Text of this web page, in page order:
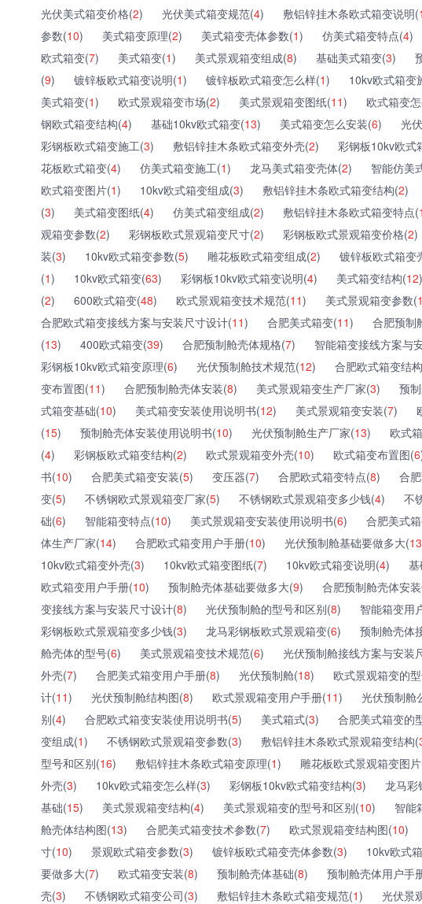
光伏美式箱变价格(2) 光伏美式箱变规范(4) 敷铝锌挂木条欧式箱变说明(1
参数(10) 美式箱变原理(2) 美式箱变壳体参数(1) 仿美式箱变特点(4)
欧式箱变(7) 美式箱变(1) 美式景观箱变组成(8) 基础美式箱变(3)
(9) 镀锌板欧式箱变说明(1) 镀锌板欧式箱变怎么样(1) 10kv欧式箱变
美式箱变(1) 欧式景观箱变市场(2) 美式景观箱变图纸(11) 欧式箱变
钢欧式箱变结构(4) 基础10kv欧式箱变(13) 美式箱变怎么安装(6) 光
彩钢板欧式箱变施工(3) 敷铝锌挂木条欧式箱变外壳(2) 彩钢板10kv欧式
花板欧式箱变(4) 仿美式箱变施工(1) 龙马美式箱变壳体(2) 智能仿美
欧式箱变图片(1) 10kv欧式箱变组成(3) 敷铝锌挂木条欧式箱变结构(2)
(3) 美式箱变图纸(4) 仿美式箱变组成(2) 敷铝锌挂木条欧式箱变特点(1
观箱变参数(2) 彩钢板欧式景观箱变尺寸(2) 彩钢板欧式景观箱变价格(2)
装(3) 10kv欧式箱变参数(5) 雕花板欧式箱变组成(2) 镀锌板欧式箱变
(1) 10kv欧式箱变(63) 彩钢板10kv欧式箱变说明(4) 美式箱变结构(12)
(2) 600欧式箱变(48) 欧式景观箱变技术规范(11) 美式景观箱变参数(
合肥欧式箱变接线方案与安装尺寸设计(11) 合肥美式箱变(11) 合肥预制
(13) 400欧式箱变(39) 合肥预制舱壳体规格(7) 智能箱变接线方案与
彩钢板10kv欧式箱变原理(6) 光伏预制舱技术规范(12) 合肥欧式箱变结
变布置图(11) 合肥预制舱壳体安装(8) 美式景观箱变生产厂家(3) 预
式箱变基础(10) 美式箱变安装使用说明书(12) 美式景观箱变安装(7)
(15) 预制舱壳体安装使用说明书(10) 光伏预制舱生产厂家(13) 欧式
(4) 彩钢板欧式箱变结构(2) 欧式景观箱变外壳(10) 欧式箱变布置图(6
书(10) 合肥美式箱变安装(5) 变压器(7) 合肥欧式箱变特点(8) 合
变(5) 不锈钢欧式景观箱变厂家(5) 不锈钢欧式景观箱变多少钱(4) 不
础(6) 智能箱变特点(10) 美式景观箱变安装使用说明书(6) 合肥美式
体生产厂家(14) 合肥欧式箱变用户手册(10) 光伏预制舱基础要做多大(13
10kv欧式箱变外壳(3) 10kv欧式箱变图纸(7) 10kv欧式箱变说明(4)
欧式箱变用户手册(10) 预制舱壳体基础要做多大(9) 合肥预制舱壳体安
变接线方案与安装尺寸设计(8) 光伏预制舱的型号和区别(8) 智能箱变用
彩钢板欧式景观箱变多少钱(3) 龙马彩钢板欧式景观箱变(6) 预制舱壳体
舱壳体的型号(6) 美式景观箱变技术规范(6) 光伏预制舱接线方案与安装
外壳(7) 合肥美式箱变用户手册(8) 光伏预制舱(18) 欧式景观箱变的
计(11) 光伏预制舱结构图(8) 欧式景观箱变用户手册(11) 光伏预制舱
别(4) 合肥欧式箱变安装使用说明书(5) 美式箱式(3) 合肥美式箱变的
变组成(1) 不锈钢欧式景观箱变参数(3) 敷铝锌挂木条欧式景观箱变结构(
型号和区别(16) 敷铝锌挂木条欧式箱变原理(1) 雕花板欧式景观箱变图
外壳(3) 10kv欧式箱变怎么样(3) 彩钢板10kv欧式箱变结构(3) 龙马彩
基础(15) 美式景观箱变结构(4) 美式景观箱变的型号和区别(10) 智能
舱壳体结构图(13) 合肥美式箱变技术参数(7) 欧式景观箱变结构图(10)
寸(10) 景观欧式箱变参数(3) 镀锌板欧式箱变壳体参数(3) 10kv欧式
要做多大(7) 欧式箱变安装(8) 预制舱壳体基础(8) 预制舱壳体用户手
壳(3) 不锈钢欧式箱变公司(3) 敷铝锌挂木条欧式箱变规范(1) 光伏景